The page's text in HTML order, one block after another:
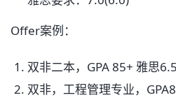
Offer案例：
双非二本，GPA 85+ 雅思6.5
双非，工程管理专业，